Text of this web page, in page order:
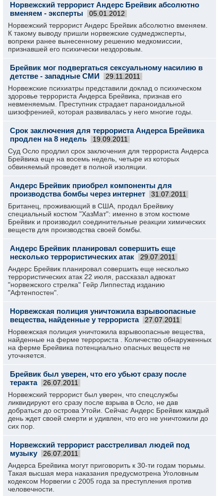
Норвежский террорист Андерс Брейвик абсолютно
вменяем - эксперты
05.01.2012
Норвежский террорист Андерс Брейвик абсолютно вменяем.
К такому выводу пришли норвежские судмедэксперты,
вопреки ранее вынесенному решению медкомиссии,
признавшей его психически нездоровым.
Брейвик мог подвергаться сексуальному насилию в
детстве - западные СМИ
29.11.2011
Норвежские психиатры представили доклад о психическом
здоровье террориста Андерса Брейвика, признав его
невменяемым. Преступник страдает параноидальной
шизофренией, которая развивалась у него многие годы.
Срок заключения для террориста Андерса Брейвика
продлен на 8 недель
19.09.2011
Суд Осло продлил срок заключения для террориста Андерса
Брейвика еще на восемь недель, четыре из которых
обвиняемый проведет в полной изоляции.
Андерс Брейвик приобрел компоненты для
производства бомбы через интернет
31.07.2011
Британец, проживающий в США, продал Брейвику
специальный костюм "ХазМат": именно в этом костюме
Брейвик и производил соединительные реакции химических
веществ для производства своей бомбы.
Андерс Брейвик планировал совершить еще
несколько террористических атак
29.07.2011
Андерс Брейвик планировал совершить еще несколько
террористических атак 22 июля, рассказал адвокат
"норвежского стрелка" Гейр Липпестад изданию
"Афтенпостен".
Норвежская полиция уничтожила взрывоопасные
вещества, найденные у террориста
27.07.2011
Норвежская полиция уничтожила взрывоопасные вещества,
найденные на ферме террориста . Количество обнаруженных
на ферме Брейвика потенциально опасных веществ не
уточняется.
Брейвик был уверен, что его убьют сразу после
теракта
26.07.2011
Норвежский террорист был уверен, что спецслужбы
ликвидируют его сразу после взрыва в Осло, не дав
добраться до острова Утойи. Сейчас Андерс Брейвик каждый
день ждет своей смерти и удивлен, что его не уничтожили до
сих пор.
Норвежский террорист расстреливал людей под
музыку
26.07.2011
Андерса Брейвика могут приговорить к 30-ти годам тюрьмы.
Такая высшая мера наказания предусмотрена Уголовным
кодексом Норвегии с 2005 года за преступления против
человечности.